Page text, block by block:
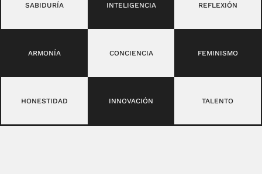
SABIDURÍA INTELIGENCIA REFLEXIÓN
ARMONÍA CONCIENCIA FEMINISMO
HONESTIDAD INNOVACIÓN TALENTO